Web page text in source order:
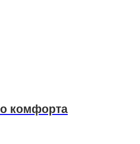
комфорта